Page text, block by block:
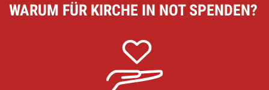
WARUM FÜR KIRCHE IN NOT SPENDEN?